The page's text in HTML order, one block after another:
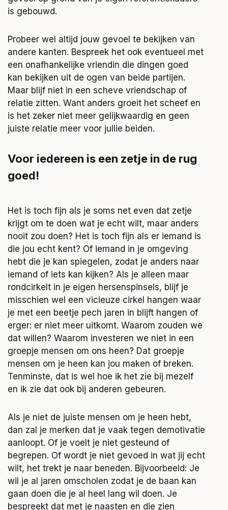
is gebouwd.
Probeer wel altijd jouw gevoel te bekijken van
andere kanten. Bespreek het ook eventueel met
een onafhankelijke vriendin die dingen goed
kan bekijken uit de ogen van beide partijen.
Maar blijf niet in een scheve vriendschap of
relatie zitten. Want anders groeit het scheef en
is het zeker niet meer gelijkwaardig en geen
juiste relatie meer voor jullie beiden.
Voor iedereen is een zetje in de rug
goed!
Het is toch fijn als je soms net even dat zetje
krijgt om te doen wat je echt wilt, maar anders
nooit zou doen? Het is toch fijn als er iemand is
die jou echt kent? Of iemand in je omgeving
hebt die je kan spiegelen, zodat je anders naar
iemand of iets kan kijken? Als je alleen maar
rondcirkelt in je eigen hersenspinsels, blijf je
misschien wel een vicieuze cirkel hangen waar
je met een beetje pech jaren in blijft hangen of
erger: er niet meer uitkomt. Waarom zouden we
dat willen? Waarom investeren we niet in een
groepje mensen om ons heen? Dat groepje
mensen om je heen kan jou maken of breken.
Tenminste, dat is wel hoe ik het zie bij mezelf
en ik zie dat ook bij anderen gebeuren.
Als je niet de juiste mensen om je heen hebt,
dan zal je merken dat je vaak tegen demotivatie
aanloopt. Of je voelt je niet gesteund of
begrepen. Of wordt je niet gevoed in wat jij echt
wilt, het trekt je naar beneden. Bijvoorbeeld: Je
wil je al jaren omscholen zodat je de baan kan
gaan doen die je al heel lang wil doen. Je
bespreekt dat met je naasten en die zien